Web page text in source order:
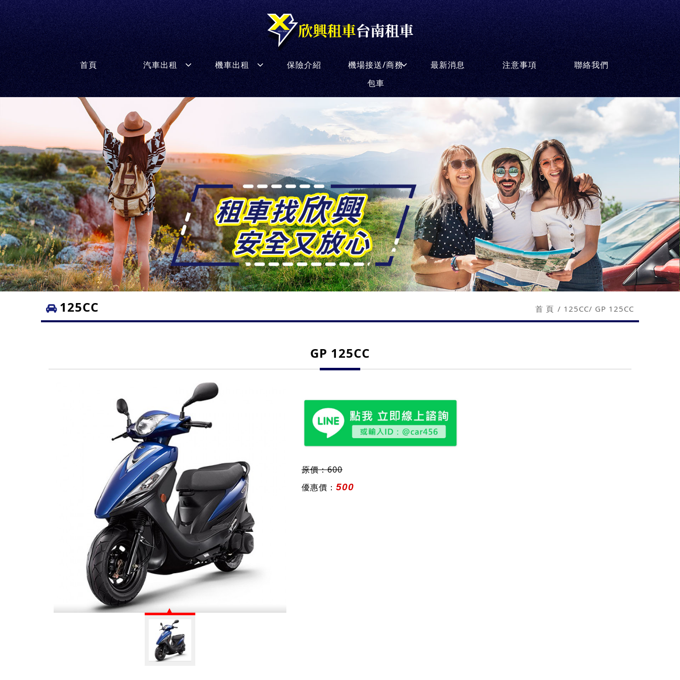
首頁 汽車出租 機車出租 保險介紹
機場接送/商務
包車
最新消息 注意事項 聯絡我們
125CC 首 頁 125CC GP 125CC
GP 125CC
原價：600
優惠價： 500